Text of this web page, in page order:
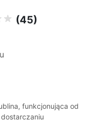
(45)
funkcjonująca od